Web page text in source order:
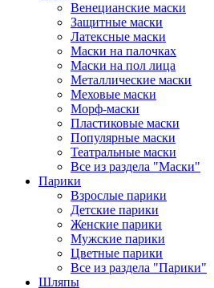
Венецианские маски
Защитные маски
Латексные маски
Маски на палочках
Маски на пол лица
Металлические маски
Меховые маски
Морф-маски
Пластиковые маски
Популярные маски
Театральные маски
Все из раздела "Маски"
Парики
Взрослые парики
Детские парики
Женские парики
Мужские парики
Цветные парики
Все из раздела "Парики"
Шляпы